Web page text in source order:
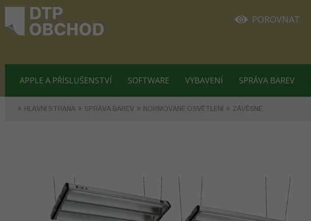
POROVNAT
APPLE A PŘÍSLUŠENSTVÍ SOFTWARE VYBAVENÍ SPRÁVA BAREV
HLAVNÍ STRANA SPRÁVA BAREV NORMOVANÉ OSVĚTLENÍ ZÁVĚSNÉ